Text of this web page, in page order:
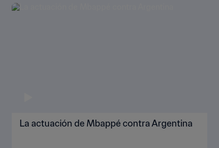
La actuación de Mbappé contra Argentina